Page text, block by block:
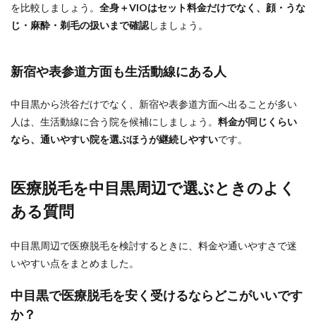
を比較しましょう。 全身＋VIOはセット料金だけでなく、顔・うな
じ・麻酔・剃毛の扱いまで確認しましょう。
新宿や表参道方面も生活動線にある人
中目黒から渋谷だけでなく、新宿や表参道方面へ出ることが多い
人は、生活動線に合う院を候補にしましょう。 料金が同じくらい
なら、通いやすい院を選ぶほうが継続しやすいです。
医療脱毛を中目黒周辺で選ぶときのよく
ある質問
中目黒周辺で医療脱毛を検討するときに、料金や通いやすさで迷
いやすい点をまとめました。
中目黒で医療脱毛を安く受けるならどこがいいです
か？